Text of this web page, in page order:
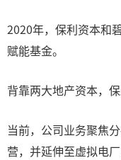
2020年，保利资本和
赋能基金。
背靠两大地产资本，
当前，公司业务聚焦
营，并延伸至虚拟电